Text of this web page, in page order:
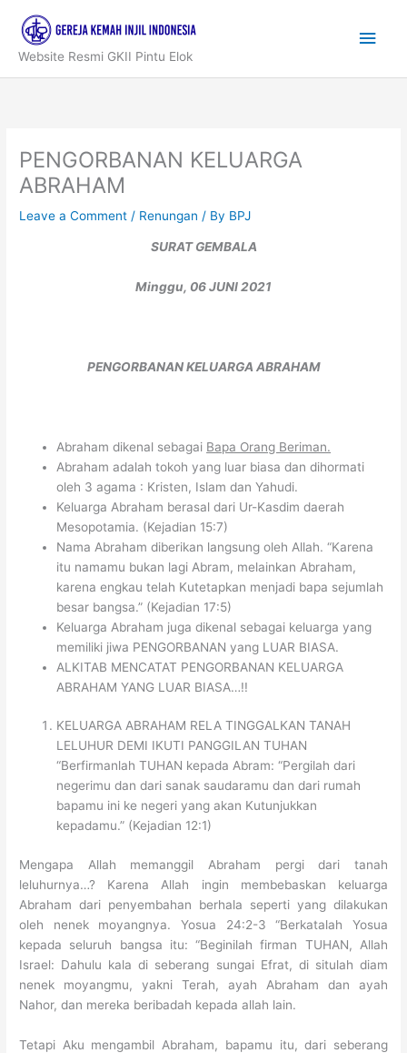
content
Website Resmi GKII Pintu Elok
Main
PENGORBANAN KELUARGA
ABRAHAM
Leave a Comment / Renungan / By BPJ
SURAT GEMBALA
Minggu, 06 JUNI 2021
PENGORBANAN KELUARGA ABRAHAM
Abraham dikenal sebagai Bapa Orang Beriman.
Abraham adalah tokoh yang luar biasa dan dihormati
oleh 3 agama : Kristen, Islam dan Yahudi.
Keluarga Abraham berasal dari Ur-Kasdim daerah
Mesopotamia. (Kejadian 15:7)
Nama Abraham diberikan langsung oleh Allah. “Karena
itu namamu bukan lagi Abram, melainkan Abraham,
karena engkau telah Kutetapkan menjadi bapa sejumlah
besar bangsa.” (Kejadian 17:5)
Keluarga Abraham juga dikenal sebagai keluarga yang
memiliki jiwa PENGORBANAN yang LUAR BIASA.
ALKITAB MENCATAT PENGORBANAN KELUARGA
ABRAHAM YANG LUAR BIASA…!!
KELUARGA ABRAHAM RELA TINGGALKAN TANAH
LELUHUR DEMI IKUTI PANGGILAN TUHAN
“Berfirmanlah TUHAN kepada Abram: “Pergilah dari
negerimu dan dari sanak saudaramu dan dari rumah
bapamu ini ke negeri yang akan Kutunjukkan
kepadamu.” (Kejadian 12:1)
Mengapa Allah memanggil Abraham pergi dari tanah
leluhurnya…? Karena Allah ingin membebaskan keluarga
Abraham dari penyembahan berhala seperti yang dilakukan
oleh nenek moyangnya. Yosua 24:2-3 “Berkatalah Yosua
kepada seluruh bangsa itu: “Beginilah firman TUHAN, Allah
Israel: Dahulu kala di seberang sungai Efrat, di situlah diam
nenek moyangmu, yakni Terah, ayah Abraham dan ayah
Nahor, dan mereka beribadah kepada allah lain.
Tetapi Aku mengambil Abraham, bapamu itu, dari seberang